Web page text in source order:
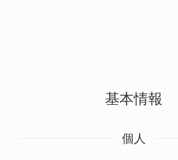
基本情報
個人